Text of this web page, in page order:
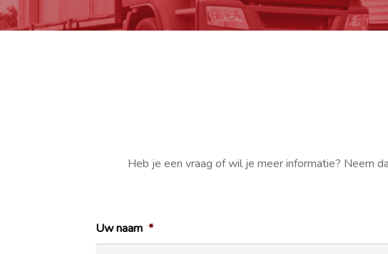
Heb je een vraag of wil je meer informatie? Neem
Uw naam *